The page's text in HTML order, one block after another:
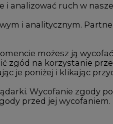
i AI
i IT
CO2
i analizować ruch w
i analitycznym.
możesz ją
zgód na korzystanie
je poniżej i klikając
Wycofanie zgody
przed jej